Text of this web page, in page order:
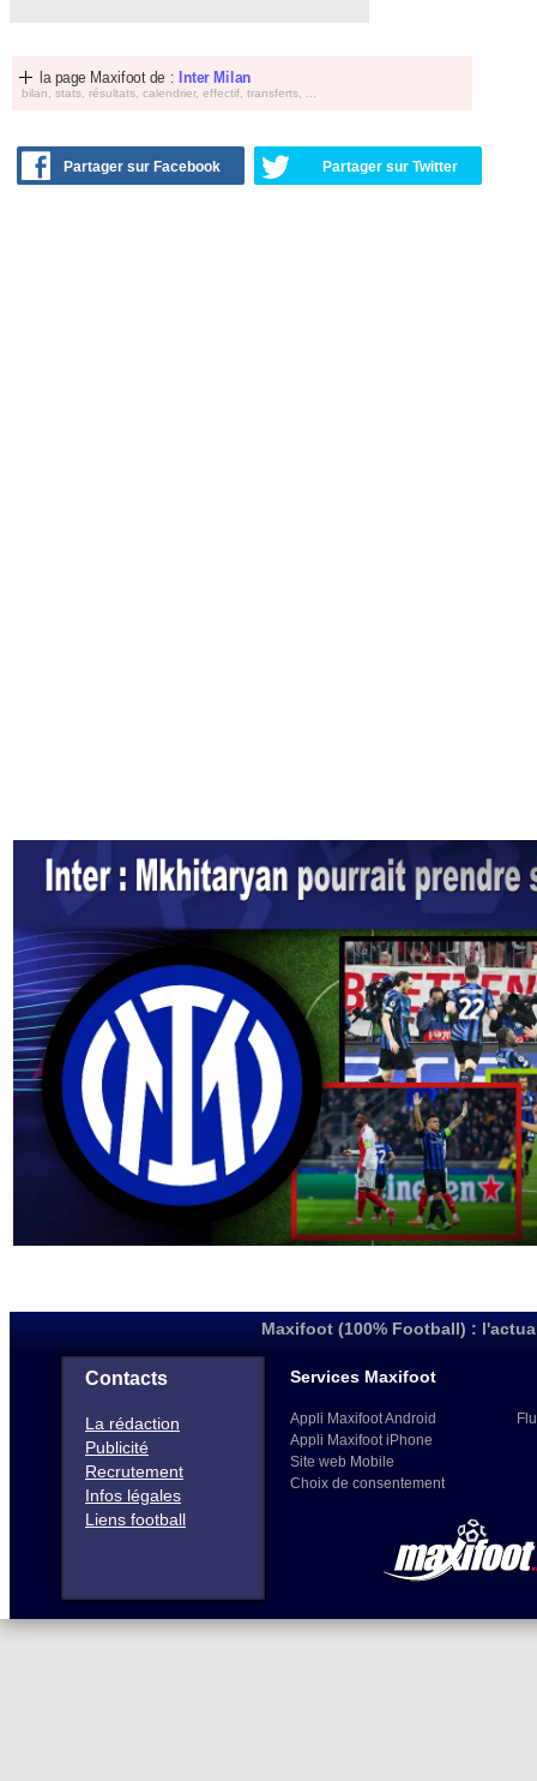
la page Maxifoot de : Inter Milan
bilan, stats, résultats, calendrier, effectif, transferts, ...
Partager sur Facebook Partager sur Twitter
Maxifoot (100% Football) :
Contacts
La rédaction
Publicité
Recrutement
Infos légales
Liens football
Services Maxifoot
Appli Maxifoot Android
Appli Maxifoot iPhone
Site web Mobile
Choix de consentement